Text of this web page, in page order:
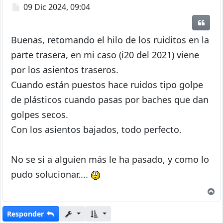
Mensaje
09 Dic 2024, 09:04
Buenas, retomando el hilo de los ruiditos en la
parte trasera, en mi caso (i20 del 2021) viene
por los asientos traseros.
Cuando están puestos hace ruidos tipo golpe
de plásticos cuando pasas por baches que dan
golpes secos.
Con los asientos bajados, todo perfecto.
No se si a alguien más le ha pasado, y como lo
pudo solucionar....
Responder